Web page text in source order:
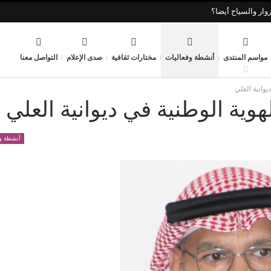
والسياح أيضا؟
مواسم المنتدى أنشطة وفعاليات مختارات ثقافية صدى الإعلام التواصل معنا
العلي
الوطنية في ديوانية العلي
أنشطة